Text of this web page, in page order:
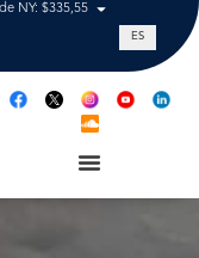
NY: $335,55 Tasa de
ES